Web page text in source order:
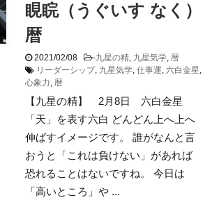
睍睆（うぐいす なく）
暦
2021/02/08 -九星の精, 九星気学, 暦
リーダーシップ, 九星気学, 仕事運, 六白金星,
心象力, 暦
【九星の精】 2月8日 六白金星
「天」を表す六白 どんどん上へ上へ
伸ばすイメージです。 誰がなんと言
おうと「これは負けない」があれば
恐れることはないですね。 今日は
「高いところ」や ...